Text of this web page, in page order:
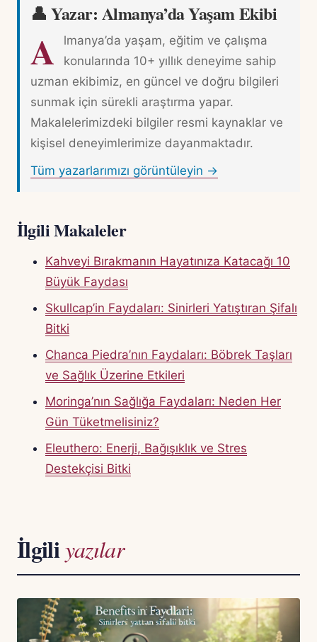
👤 Yazar: Almanya’da Yaşam Ekibi
A
lmanya’da yaşam, eğitim ve çalışma
konularında 10+ yıllık deneyime sahip
uzman ekibimiz, en güncel ve doğru bilgileri
sunmak için sürekli araştırma yapar.
Makalelerimizdeki bilgiler resmi kaynaklar ve
kişisel deneyimlerimize dayanmaktadır.
Tüm yazarlarımızı görüntüleyin →
İlgili Makaleler
Kahveyi Bırakmanın Hayatınıza Katacağı 10
Büyük Faydası
Skullcap’in Faydaları: Sinirleri Yatıştıran Şifalı
Bitki
Chanca Piedra’nın Faydaları: Böbrek Taşları
ve Sağlık Üzerine Etkileri
Moringa’nın Sağlığa Faydaları: Neden Her
Gün Tüketmelisiniz?
Eleuthero: Enerji, Bağışıklık ve Stres
Destekçisi Bitki
İlgiliyazılar